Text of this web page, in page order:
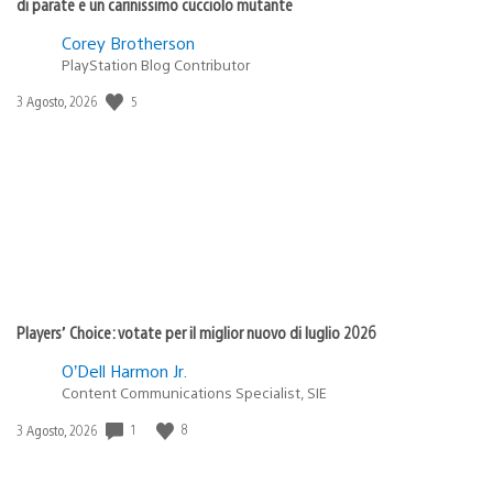
Corey Brotherson
PlayStation Blog Contributor
Data
3 Agosto, 2026 5
Players’ Choice: votate per il miglior nuovo di luglio 2026
O’Dell Harmon Jr.
Content Communications Specialist, SIE
Data
3 Agosto, 2026 1 8